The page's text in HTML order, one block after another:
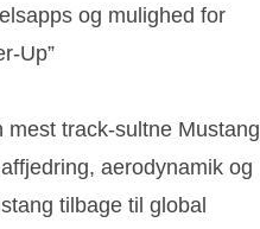
og mulighed for
Up”
mest track-sultne Mustang
aerodynamik og
tilbage til global